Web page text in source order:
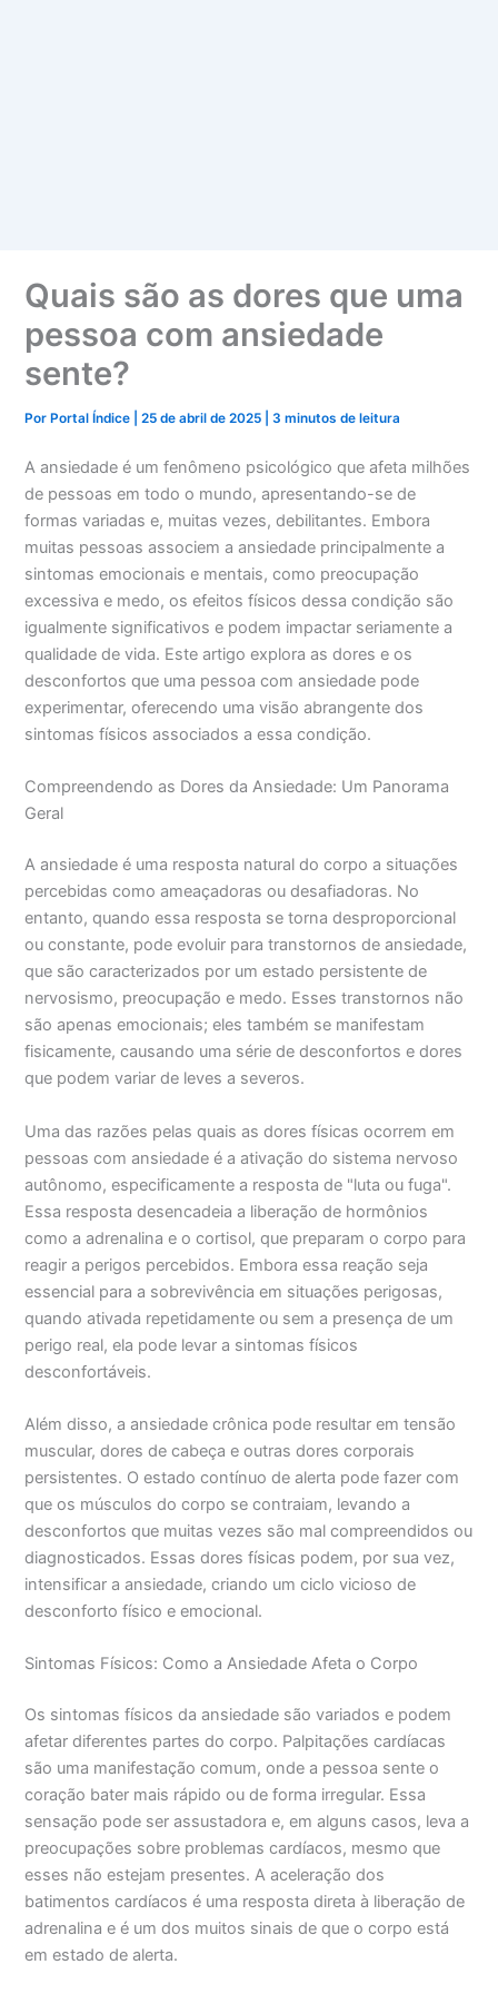
Quais são as dores que uma
pessoa com ansiedade
sente?
PorPortal Índice |25 de abril de 2025 |3 minutos de leitura
A ansiedade é um fenômeno psicológico que afeta milhões
de pessoas em todo o mundo, apresentando-se de
formas variadas e, muitas vezes, debilitantes. Embora
muitas pessoas associem a ansiedade principalmente a
sintomas emocionais e mentais, como preocupação
excessiva e medo, os efeitos físicos dessa condição são
igualmente significativos e podem impactar seriamente a
qualidade de vida. Este artigo explora as dores e os
desconfortos que uma pessoa com ansiedade pode
experimentar, oferecendo uma visão abrangente dos
sintomas físicos associados a essa condição.
Compreendendo as Dores da Ansiedade: Um Panorama
Geral
A ansiedade é uma resposta natural do corpo a situações
percebidas como ameaçadoras ou desafiadoras. No
entanto, quando essa resposta se torna desproporcional
ou constante, pode evoluir para transtornos de ansiedade,
que são caracterizados por um estado persistente de
nervosismo, preocupação e medo. Esses transtornos não
são apenas emocionais; eles também se manifestam
fisicamente, causando uma série de desconfortos e dores
que podem variar de leves a severos.
Uma das razões pelas quais as dores físicas ocorrem em
pessoas com ansiedade é a ativação do sistema nervoso
autônomo, especificamente a resposta de "luta ou fuga".
Essa resposta desencadeia a liberação de hormônios
como a adrenalina e o cortisol, que preparam o corpo para
reagir a perigos percebidos. Embora essa reação seja
essencial para a sobrevivência em situações perigosas,
quando ativada repetidamente ou sem a presença de um
perigo real, ela pode levar a sintomas físicos
desconfortáveis.
Além disso, a ansiedade crônica pode resultar em tensão
muscular, dores de cabeça e outras dores corporais
persistentes. O estado contínuo de alerta pode fazer com
que os músculos do corpo se contraiam, levando a
desconfortos que muitas vezes são mal compreendidos ou
diagnosticados. Essas dores físicas podem, por sua vez,
intensificar a ansiedade, criando um ciclo vicioso de
desconforto físico e emocional.
Sintomas Físicos: Como a Ansiedade Afeta o Corpo
Os sintomas físicos da ansiedade são variados e podem
afetar diferentes partes do corpo. Palpitações cardíacas
são uma manifestação comum, onde a pessoa sente o
coração bater mais rápido ou de forma irregular. Essa
sensação pode ser assustadora e, em alguns casos, leva a
preocupações sobre problemas cardíacos, mesmo que
esses não estejam presentes. A aceleração dos
batimentos cardíacos é uma resposta direta à liberação de
adrenalina e é um dos muitos sinais de que o corpo está
em estado de alerta.